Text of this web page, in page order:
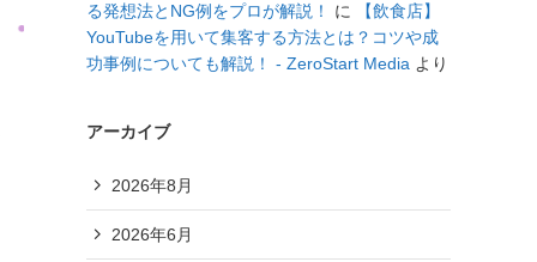
る発想法とNG例をプロが解説！
に
【飲食店】
YouTubeを用いて集客する方法とは？コツや成
功事例についても解説！ - ZeroStart Media より
アーカイブ
2026年8月
2026年6月